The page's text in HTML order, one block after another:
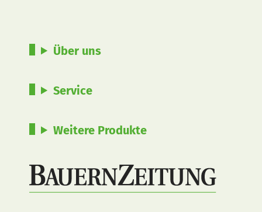
Über uns
Service
Weitere Produkte